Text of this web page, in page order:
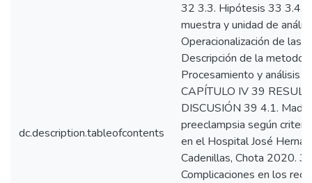
dc.description.tableofcontents
32 3.3. Hipótesis 33 3.4.
muestra y unidad de
Operacionalización de las
Descripción de la
Procesamiento y análisis
CAPÍTULO IV 39
DISCUSIÓN 39 4.1.
preeclampsia según
en el Hospital José
Cadenillas, Chota 2020.
Complicaciones en los